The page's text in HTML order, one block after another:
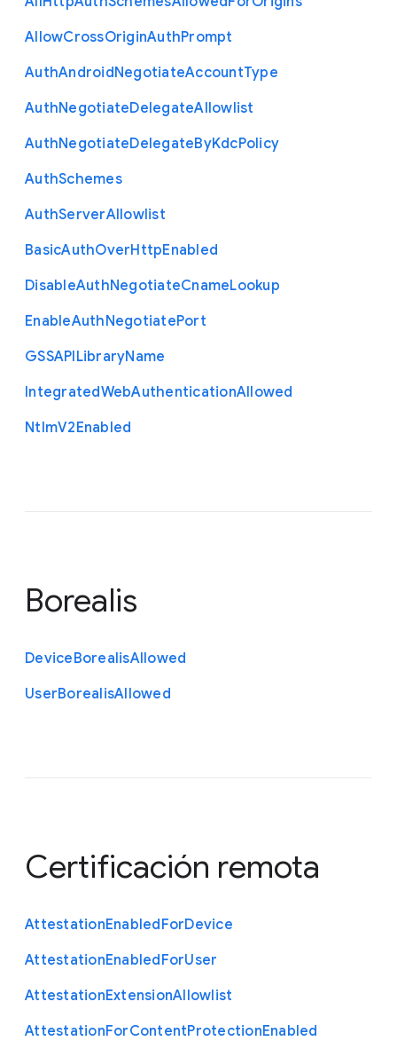
AllowCrossOriginAuthPrompt
AuthAndroidNegotiateAccountType
AuthNegotiateDelegateAllowlist
AuthNegotiateDelegateByKdcPolicy
AuthSchemes
AuthServerAllowlist
BasicAuthOverHttpEnabled
DisableAuthNegotiateCnameLookup
EnableAuthNegotiatePort
GSSAPILibraryName
IntegratedWebAuthenticationAllowed
NtlmV2Enabled
Borealis
DeviceBorealisAllowed
UserBorealisAllowed
Certificación remota
AttestationEnabledForDevice
AttestationEnabledForUser
AttestationExtensionAllowlist
AttestationForContentProtectionEnabled